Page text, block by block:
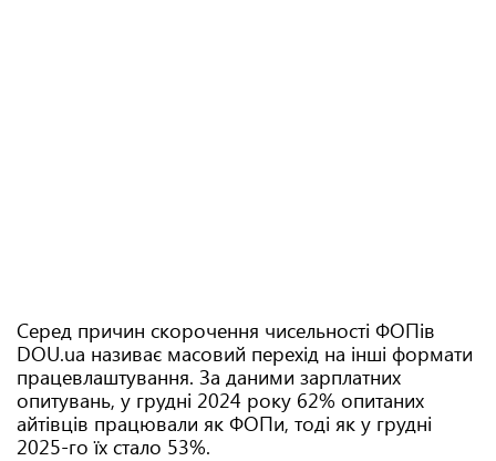
Серед причин скорочення чисельності ФОПів
DOU.ua називає масовий перехід на інші формати
працевлаштування. За даними зарплатних
опитувань, у грудні 2024 року 62% опитаних
айтівців працювали як ФОПи, тоді як у грудні
2025-го їх стало 53%.